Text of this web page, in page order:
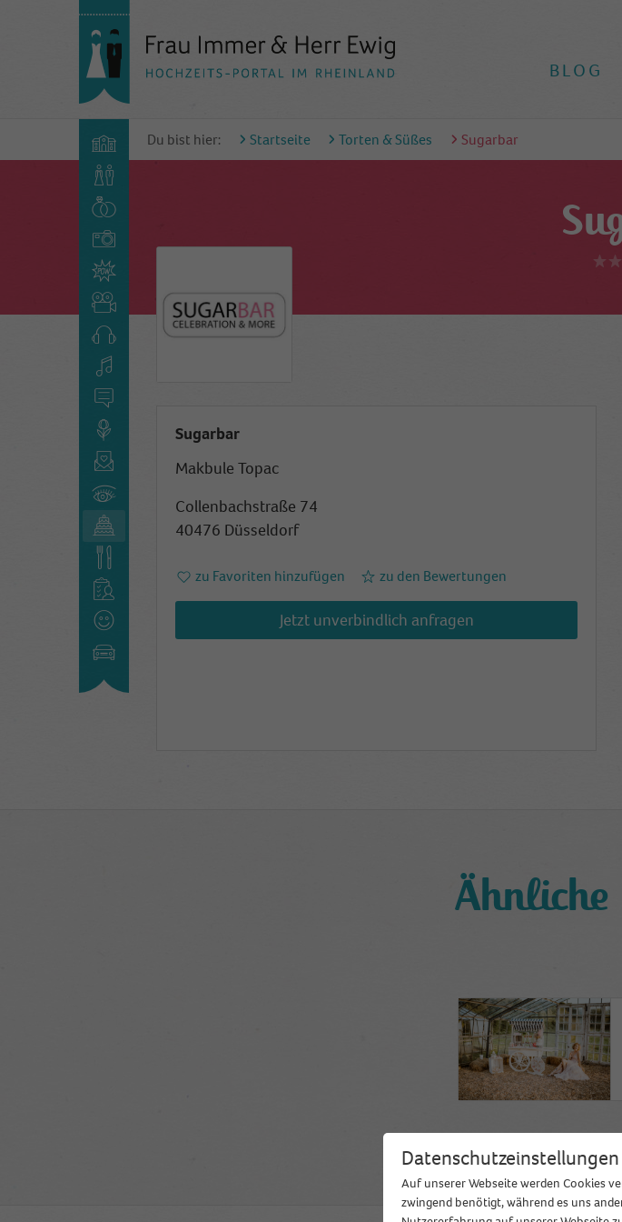
BLOG
Du bist hier: Startseite Torten & Süßes Sugarbar
Sugarbar
Makbule Topac
Collenbachstraße 74
40476 Düsseldorf
zu Favoriten hinzufügen zu den Bewertungen
Jetzt unverbindlich anfragen
Ähnliche
Datenschutzeinstellungen
Auf unserer Webseite werden Cookies
zwingend benötigt, während es uns